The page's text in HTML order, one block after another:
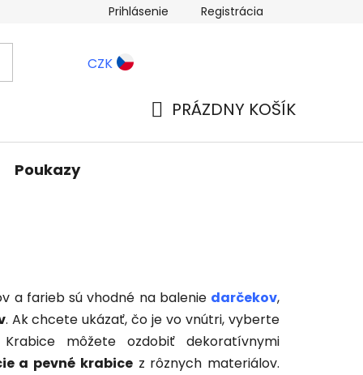
Blog
Prihlásenie Registrácia
CZK
PRÁZDNY KOŠÍK
Poukazy
a farieb sú vhodné na balenie darčekov,
. Ak chcete ukázať, čo je vo vnútri, vyberte
môžete ozdobiť dekoratívnymi
a pevné krabicez rôznych materiálov.